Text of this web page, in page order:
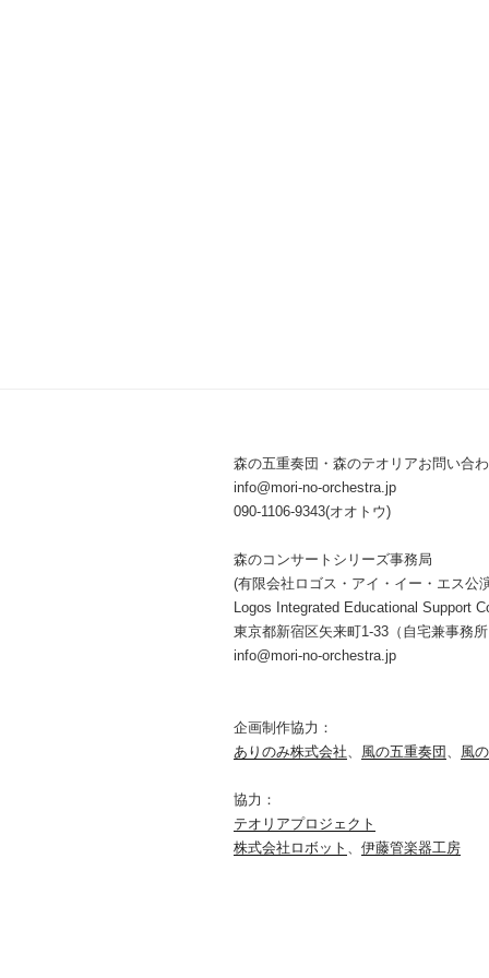
森の五重奏団・森のテオリアお問い合わ
info@mori-no-orchestra.jp
090-1106-9343(オオトウ)
森のコンサートシリーズ事務局
(有限会社ロゴス・アイ・イー・エス公
Logos Integrated Educational Support
東京都新宿区矢来町1-33（自宅兼事務所
info@mori-no-orchestra.jp
企画制作協力：
ありのみ株式会社、 風の五重奏団 、 風
協力：
テオリアプロジェクト
株式会社ロボット 、 伊藤管楽器工房